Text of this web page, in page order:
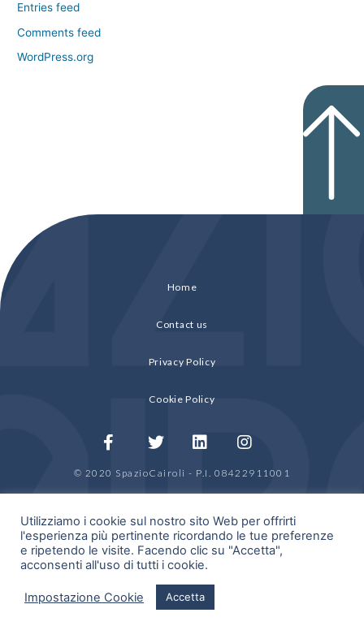
Entries feed
Comments feed
WordPress.org
Home
Contact us
Privacy Policy
Cookie Policy
© 2020 SpazioCairoli - P.I. 08422911001
Location per eventi aziendali a Milano
Utilizziamo i cookie sul nostro sito Web per offrirti
l'esperienza più pertinente ricordando le tue preferenze
e ripetendo le visite. Facendo clic su "Accetta",
acconsenti all'uso di tutti i cookie.
Impostazione Cookie Accetta